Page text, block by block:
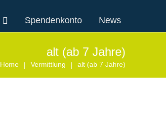
Spendenkonto News
alt (ab 7 Jahre)
Home | Vermittlung | alt (ab 7 Jahre)